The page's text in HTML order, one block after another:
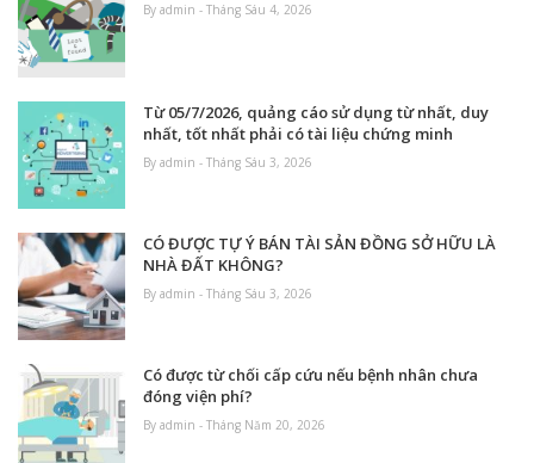
By admin - Tháng Sáu 4, 2026
Từ 05/7/2026, quảng cáo sử dụng từ nhất, duy
nhất, tốt nhất phải có tài liệu chứng minh
By admin - Tháng Sáu 3, 2026
CÓ ĐƯỢC TỰ Ý BÁN TÀI SẢN ĐỒNG SỞ HỮU LÀ
NHÀ ĐẤT KHÔNG?
By admin - Tháng Sáu 3, 2026
Có được từ chối cấp cứu nếu bệnh nhân chưa
đóng viện phí?
By admin - Tháng Năm 20, 2026